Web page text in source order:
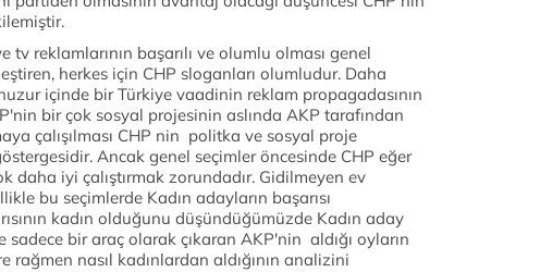
tv reklamlarının başarılı ve olumlu olması genel
herkes için CHP sloganları olumludur. Daha
içinde bir Türkiye vaadinin reklam propagadasının
bir çok sosyal projesinin aslında AKP tarafından
çalışılması CHP nin politka ve sosyal proje
Ancak genel seçimler öncesinde CHP eğer
iyi çalıştırmak zorundadır. Gidilmeyen ev
bu seçimlerde Kadın adayların başarısı
kadın olduğunu düşündüğümüzde Kadın aday
bir araç olarak çıkaran AKP'nin aldığı oyların
nasıl kadınlardan aldığının analizini